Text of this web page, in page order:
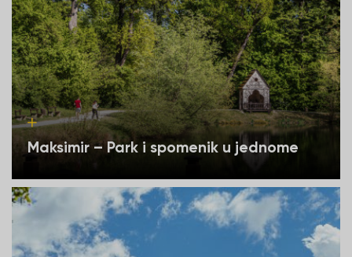
Maksimir – Park i spomenik u jednome